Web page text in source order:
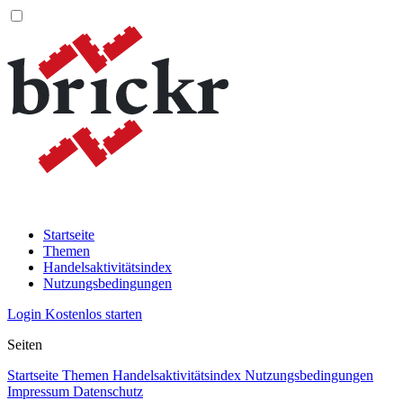
Startseite
Themen
Handelsaktivitätsindex
Nutzungsbedingungen
Login Kostenlos starten
Seiten
Startseite Themen Handelsaktivitätsindex Nutzungsbedingungen
Impressum Datenschutz